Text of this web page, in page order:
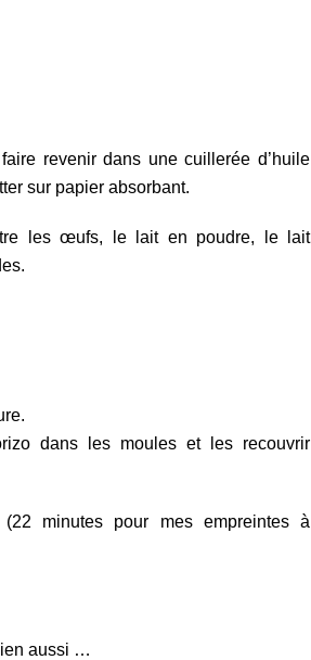
revenir dans une cuillerée d’huile
sur papier absorbant.
les œufs, le lait en poudre, le lait
dans les moules et les recouvrir
minutes pour mes empreintes à
aussi …